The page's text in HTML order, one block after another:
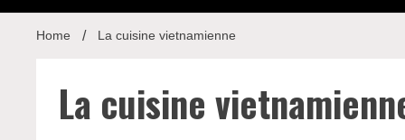
Home La cuisine vietnamienne
La cuisine